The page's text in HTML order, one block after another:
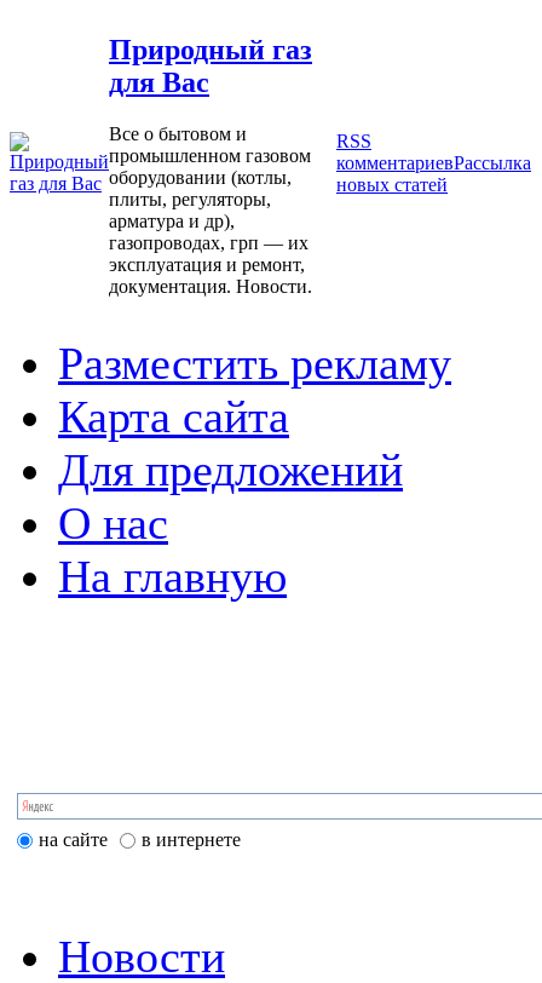
Природный газ
для Вас
Все о бытовом и
промышленном газовом
оборудовании (котлы,
плиты, регуляторы,
арматура и др),
газопроводах, грп — их
эксплуатация и ремонт,
документация. Новости.
RSS
комментариевРассылка
новых статей
Разместить рекламу
Карта сайта
Для предложений
О нас
На главную
на сайте в интернете
Новости